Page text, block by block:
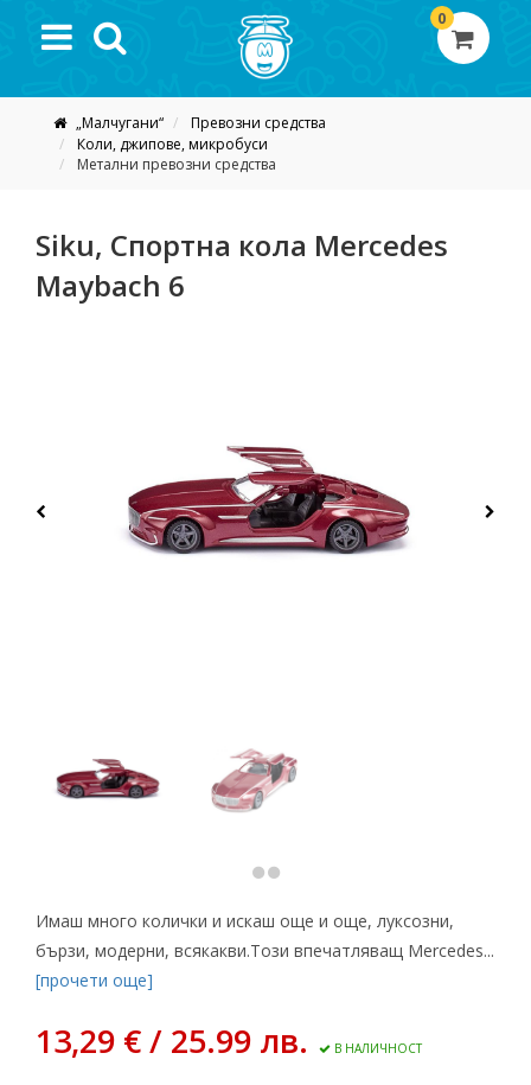
0
„Малчугани“
Превозни средства
Коли, джипове, микробуси
Метални превозни средства
Siku, Спортна кола Mercedes
Мaybach 6
Имаш много колички и искаш още и още, луксозни,
бързи, модерни, всякакви.Този впечатляващ Mercedes...
[прочети още]
13,29 € / 25.99 лв. В НАЛИЧНОСТ